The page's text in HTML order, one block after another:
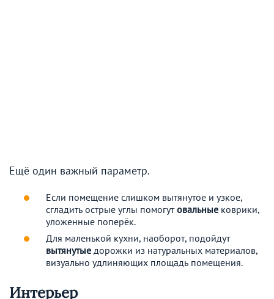
Ещё один важный параметр.
Если помещение слишком вытянутое и узкое,
сгладить острые углы помогутовальные коврики,
уложенные поперёк.
Для маленькой кухни, наоборот, подойдут
вытянутые дорожки из натуральных материалов,
визуально удлиняющих площадь помещения.
Интерьер